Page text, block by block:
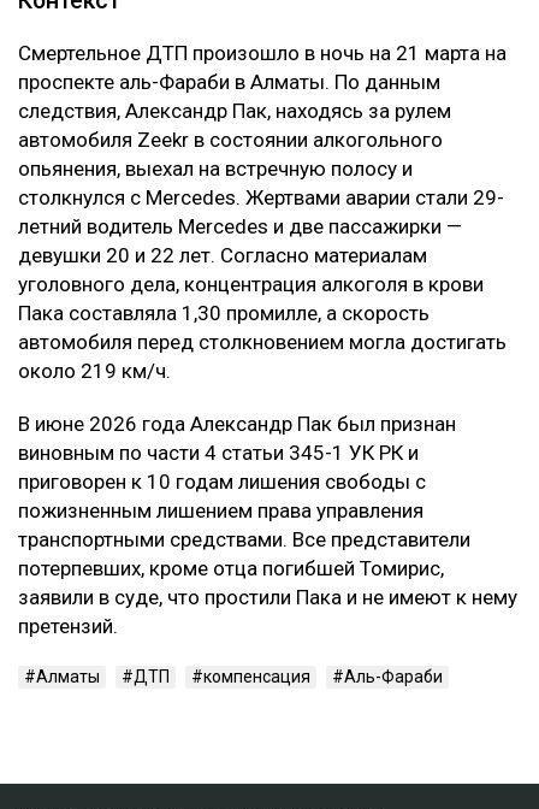
Смертельное ДТП произошло в ночь на 21 марта на
проспекте аль-Фараби в Алматы. По данным
следствия, Александр Пак, находясь за рулем
автомобиля Zeekr в состоянии алкогольного
опьянения, выехал на встречную полосу и
столкнулся с Mercedes. Жертвами аварии стали 29-
летний водитель Mercedes и две пассажирки —
девушки 20 и 22 лет. Согласно материалам
уголовного дела, концентрация алкоголя в крови
Пака составляла 1,30 промилле, а скорость
автомобиля перед столкновением могла достигать
около 219 км/ч.
В июне 2026 года Александр Пак был признан
виновным по части 4 статьи 345-1 УК РК и
приговорен к 10 годам лишения свободы с
пожизненным лишением права управления
транспортными средствами. Все представители
потерпевших, кроме отца погибшей Томирис,
заявили в суде, что простили Пака и не имеют к нему
претензий.
Алматы ДТП компенсация Аль-Фараби